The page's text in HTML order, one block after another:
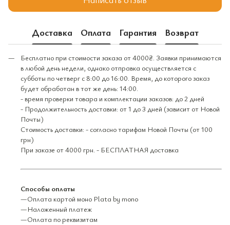
Доставка Оплата Гарантия Возврат
Бесплатно при стоимости заказа от 4000₴. Заявки принимаются
в любой день недели, однако отправка осуществляется с
субботы по четверг с 8:00 до 16:00. Время, до которого заказ
будет обработан в тот же день: 14:00.
- время проверки товара и комплектации заказов: до 2 дней
- Продолжительность доставки: от 1 до 3 дней (зависит от Новой
Почты)
Стоимость доставки: - согласно тарифам Новой Почты (от 100
грн)
При заказе от 4000 грн. - БЕСПЛАТНАЯ доставка
Способы оплаты
—Оплата картой моно Plata by mono
—Наложенный платеж
—Оплата по реквизитам